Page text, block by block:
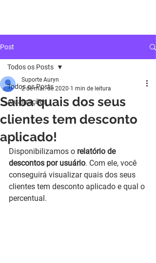
Post
Todos os Posts
Atualizações
Todos os Posts
Saiba quais dos seus
clientes tem desconto
aplicado!
Suporte Auryn
2 de mar. de 2020 1 min de leitura
Disponibilizamos o relatório de
descontos por usuário. Com ele, você
conseguirá visualizar quais dos seus
clientes tem desconto aplicado e qual o
percentual.